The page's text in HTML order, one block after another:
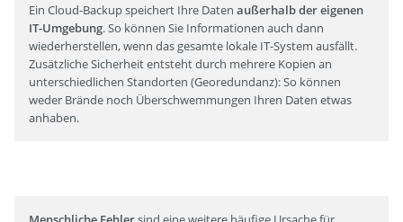
Ein Cloud-Backup speichert Ihre Datenaußerhalb der eigenen
IT-Umgebung. So können Sie Informationen auch dann
wiederherstellen, wenn das gesamte lokale IT-System ausfällt.
Zusätzliche Sicherheit entsteht durch mehrere Kopien an
unterschiedlichen Standorten (Georedundanz): So können
weder Brände noch Überschwemmungen Ihren Daten etwas
anhaben.